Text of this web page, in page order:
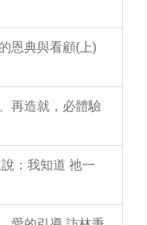
恩典與看顧(上)
再造就，必體驗
：我知道 祂一